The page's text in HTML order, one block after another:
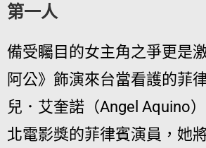
第一人
備受矚目的女主角之爭更是
阿公》飾演來台當看護的菲
兒．艾奎諾（Angel Aquino
北電影獎的菲律賓演員，她